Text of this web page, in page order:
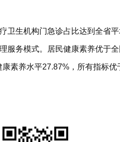
卫生机构门急诊占比达到全省
服务模式。居民健康素养优于
养水平27.87%，所有指标优